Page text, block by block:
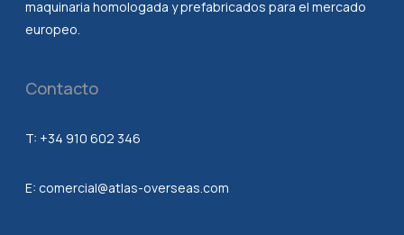
maquinaria homologada y prefabricados para el mercado
europeo.
Contacto
T: +34 910 602 346
E: comercial@atlas-overseas.com